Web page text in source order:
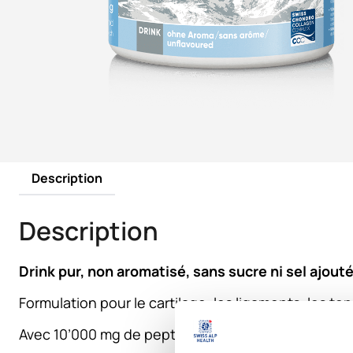
Description
Description
Drink pur, non aromatisé, sans sucre ni sel
Formulation pour le cartilage, les ligaments, les
Avec 10’000 mg de peptides de collagène, du